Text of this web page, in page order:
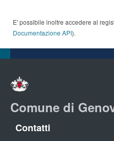
E' possibile inoltre accedere al
Documentazione API).
Comune di
Contatti